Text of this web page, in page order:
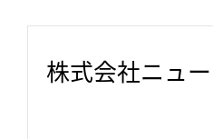
株式会社ニュ